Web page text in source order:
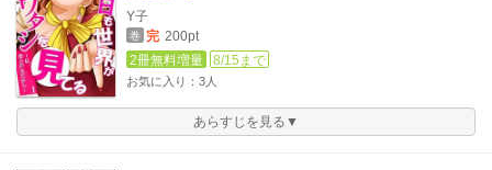
Y子
巻 完 200pt
2冊無料増量
8/15まで
お気に入り：3人
あらすじを見る▼